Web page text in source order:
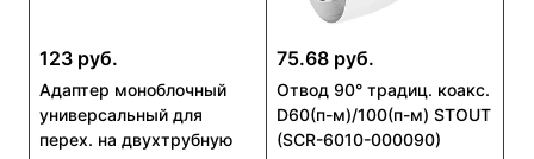
123 руб.
Адаптер моноблочный
универсальный для
перех. на двухтрубную
75.68 руб.
Отвод 90° традиц. коакс.
D60(п-м)/100(п-м) STOUT
(SCR-6010-000090)